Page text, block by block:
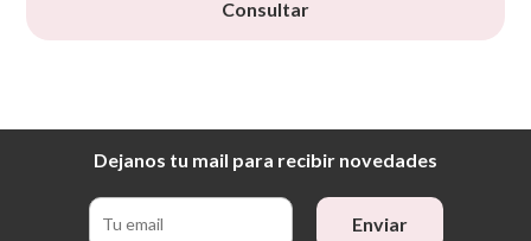
Consultar
Dejanos tu mail para recibir novedades
Enviar